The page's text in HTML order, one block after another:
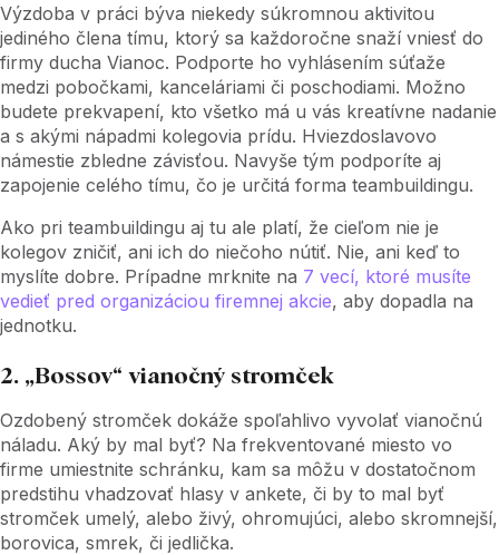
Výzdoba v práci býva niekedy súkromnou aktivitou
jediného člena tímu, ktorý sa každoročne snaží vniesť do
firmy ducha Vianoc. Podporte ho vyhlásením súťaže
medzi pobočkami, kanceláriami či poschodiami. Možno
budete prekvapení, kto všetko má u vás kreatívne nadanie
a s akými nápadmi kolegovia prídu. Hviezdoslavovo
námestie zbledne závisťou. Navyše tým podporíte aj
zapojenie celého tímu, čo je určitá forma teambuildingu.
Ako pri teambuildingu aj tu ale platí, že cieľom nie je
kolegov zničiť, ani ich do niečoho nútiť. Nie, ani keď to
myslíte dobre. Prípadne mrknite na 7 vecí, ktoré musíte
vedieť pred organizáciou firemnej akcie, aby dopadla na
jednotku.
2. „Bossov“ vianočný stromček
Ozdobený stromček dokáže spoľahlivo vyvolať vianočnú
náladu. Aký by mal byť? Na frekventované miesto vo
firme umiestnite schránku, kam sa môžu v dostatočnom
predstihu vhadzovať hlasy v ankete, či by to mal byť
stromček umelý, alebo živý, ohromujúci, alebo skromnejší,
borovica, smrek, či jedlička.